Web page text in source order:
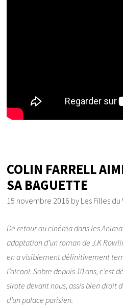
COLIN FARRELL
SA BAGUETTE
15 novembre 2016 by Les Filles du
De retour au cinéma dans les
adaptation d’un roman de J.K
en a visiblement définitivement
l’alcool. Sobre depuis 10 ans, c’est
sirote devant nous, assis bien droit
d’un palace parisien.